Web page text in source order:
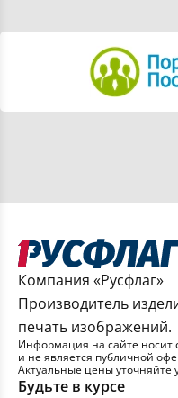
Сумки стеганые
Сумки поясные
Сумки-шоперы
Полотенца
Подушки-
Подушки дорожные
Компания «Русфлаг»
Производитель
печать изображений.
Информация на сайте носит
и не является публичной
Актуальные цены уточняйте
Будьте в курсе